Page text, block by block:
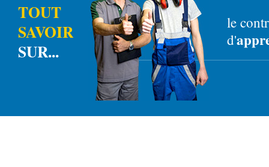
TOUT
SAVOIR
SUR...
le
d'